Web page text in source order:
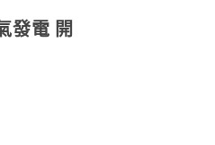
發電 開